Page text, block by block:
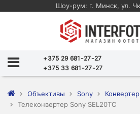
Шоу-рум: г. Минск, ул.
+375 29 681-27-27
+375 33 681-27-27
Объективы Sony
Телеконвертер Sony SEL20TC